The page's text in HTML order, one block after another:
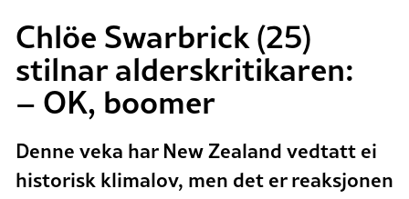
Chlöe Swarbrick (25)
stilnar alderskritikaren:
– OK, boomer
Denne veka har New Zealand vedtatt ei
historisk klimalov, men det er reaksjonen